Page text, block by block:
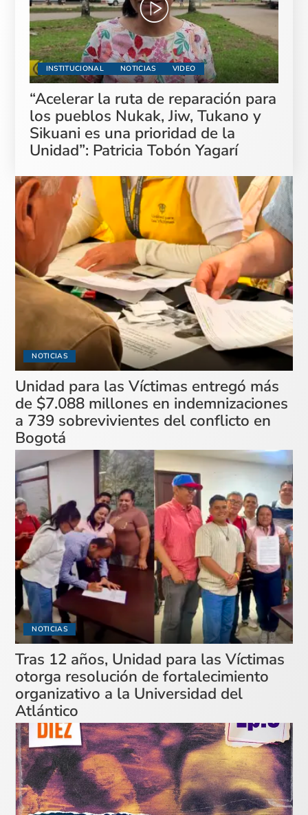
INSTITUCIONAL NOTICIAS VIDEO
“Acelerar la ruta de reparación para
los pueblos Nukak, Jiw, Tukano y
Sikuani es una prioridad de la
Unidad”: Patricia Tobón Yagarí
NOTICIAS
Unidad para las Víctimas entregó más
de $7.088 millones en indemnizaciones
a 739 sobrevivientes del conflicto en
Bogotá
NOTICIAS
Tras 12 años, Unidad para las Víctimas
otorga resolución de fortalecimiento
organizativo a la Universidad del
Atlántico